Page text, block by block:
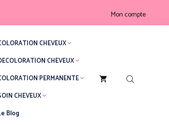
Mon compte
CHEVEUX
CHEVEUX
PERMANENTE
CHEVEUX
Blog